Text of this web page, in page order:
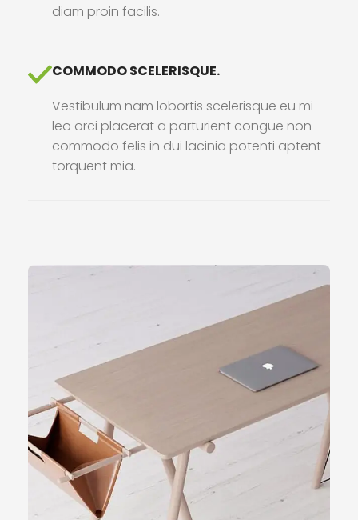
diam proin facilis.
COMMODO SCELERISQUE.
Vestibulum nam lobortis scelerisque eu mi
leo orci placerat a parturient congue non
commodo felis in dui lacinia potenti aptent
torquent mia.